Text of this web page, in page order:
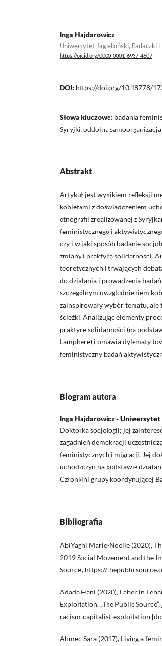
Inga Hajdarowicz
Uniwersytet Jagielloński, Badaczki i
https://orcid.org/0000-0001-6937-4607
DOI: https://doi.org/10.18778/
Słowa kluczowe: badania
Syryjki, oddolna samoorganizacja
Abstrakt
Artykuł jest wynikiem refleksji
kobietami z doświadczeniem
etnografii zrealizowanej z
feministycznego i
czy i w jaki sposób badanie
zmiany i praktyką solidarności.
teoretycznych i trwających
do działania i prowadzenia
szczególnym uwzględnieniem
zainspirowały wybór tematu, ale
ścieżki. Analizując elementy
praktyce solidarności (na
Lamphere) i omawia dylematy
feministyczny badań
Biogram autora
Inga Hajdarowicz - Uniwersytet
Doktorka socjologii; jej
zagadnień demokracji
feministycznych i migracji. Jej
uchodźczyń na podstawie
Członkini grupy koordynującej
Bibliografia
AbiYaghi Marie-Noëlle (2020),
2019 Social Movement and the
Source”, https://
Adada Hani (2020), Labor in
Exploitation, „The Public Source”,
racism-capitalist-exploitation
Ahmed Sara (2017), Living a